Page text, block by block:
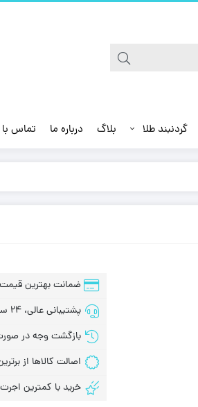
گردنبند طلا بلاگ درباره ما تماس با
ضمانت بهترین قیمت
پشتیبانی عالی، 24 ساعت، 7 روز هفته
بازگشت وجه در
اصالت کالاها از
خرید با کمترین